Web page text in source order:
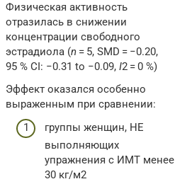
Физическая активность
отразилась в снижении
концентрации свободного
эстрадиола (n = 5, SMD = −0.20,
95 % CI: −0.31 to −0.09, I2 = 0 %)
Эффект оказался особенно
выраженным при сравнении:
группы женщин, НЕ
выполняющих
упражнения с ИМТ менее
30 кг/м2